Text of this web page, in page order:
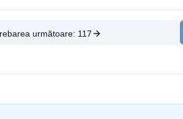
următoare: 117